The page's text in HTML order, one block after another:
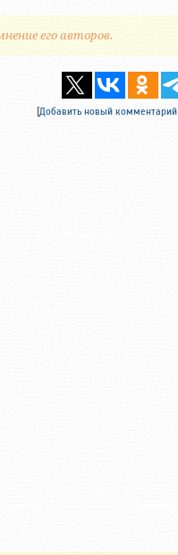
его авторов.
[Добавить новый комментарий